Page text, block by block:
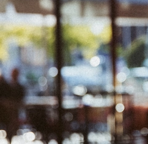
02
03
09
10
16
17
23
24